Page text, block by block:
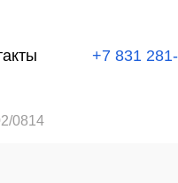
+7 831
0814